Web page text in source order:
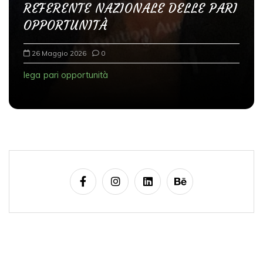
REFERENTE NAZIONALE DELLE PARI
OPPORTUNITÀ
26 Maggio 2026 0
lega pari opportunità